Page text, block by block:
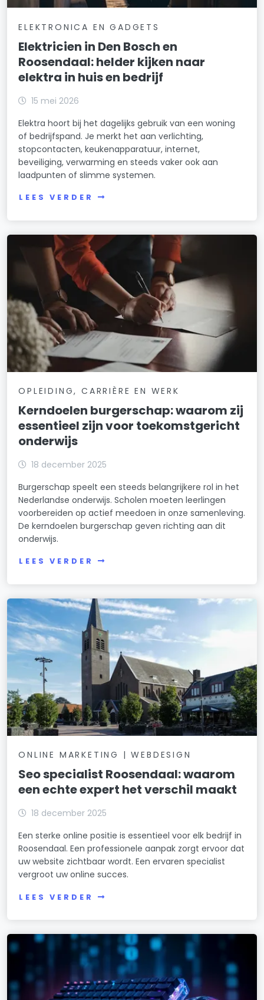
ELEKTRONICA EN GADGETS
Elektricien in Den Bosch en
Roosendaal: helder kijken naar
elektra in huis en bedrijf
15 mei 2026
Elektra hoort bij het dagelijks gebruik van een woning
of bedrijfspand. Je merkt het aan verlichting,
stopcontacten, keukenapparatuur, internet,
beveiliging, verwarming en steeds vaker ook aan
laadpunten of slimme systemen.
LEES VERDER
OPLEIDING, CARRIÈRE EN WERK
Kerndoelen burgerschap: waarom zij
essentieel zijn voor toekomstgericht
onderwijs
18 december 2025
Burgerschap speelt een steeds belangrijkere rol in het
Nederlandse onderwijs. Scholen moeten leerlingen
voorbereiden op actief meedoen in onze samenleving.
De kerndoelen burgerschap geven richting aan dit
onderwijs.
LEES VERDER
ONLINE MARKETING | WEBDESIGN
Seo specialist Roosendaal: waarom
een echte expert het verschil maakt
18 december 2025
Een sterke online positie is essentieel voor elk bedrijf in
Roosendaal. Een professionele aanpak zorgt ervoor dat
uw website zichtbaar wordt. Een ervaren specialist
vergroot uw online succes.
LEES VERDER